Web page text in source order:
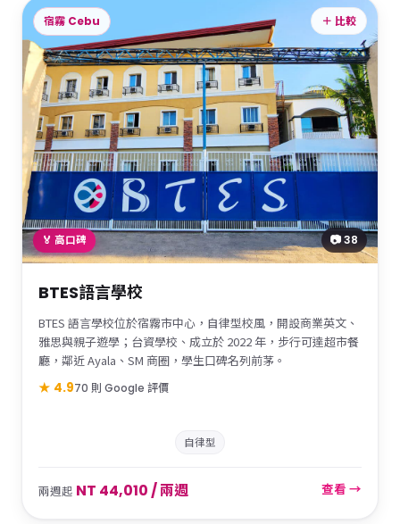
宿霧 Cebu
📷 38
🏅 高口碑
＋ 比較
BTES語言學校
BTES 語言學校位於宿霧市中心，自律型校風，開設商業英文、
雅思與親子遊學；台資學校、成立於 2022 年，步行可達超市餐
廳，鄰近 Ayala、SM 商圈，學生口碑名列前茅。
★ 4.970 則 Google 評價
自律型
兩週起 NT 44,010 / 兩週 查看 →